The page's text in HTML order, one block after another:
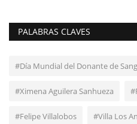
PALABRAS CLAVES
#Día Mundial del Donante de
#Ximena Aguilera Sanhueza
#Felipe Villalobos #Villa Los